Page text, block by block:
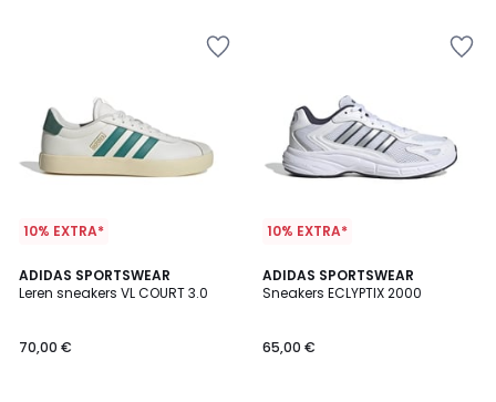
10% EXTRA*
ADIDAS SPORTSWEAR
Leren sneakers VL COURT 3.0
70,00 €
4,8
/ 5
10% EXTRA*
ADIDAS SPORTSWEAR
Sneakers ECLYPTIX 2000
65,00 €
4,8
/ 5